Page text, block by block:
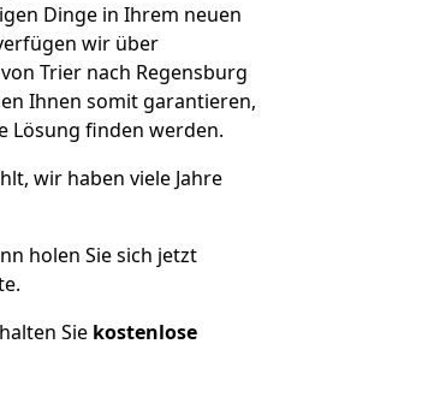
Dinge in Ihrem neuen
wir über
Trier nach Regensburg
Ihnen somit garantieren,
Lösung finden werden.
wir haben viele Jahre
holen Sie sich jetzt
Sie kostenlose